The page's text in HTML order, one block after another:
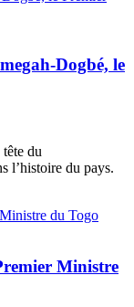
Dogbé, le
du
l’histoire du pays.
Ministre